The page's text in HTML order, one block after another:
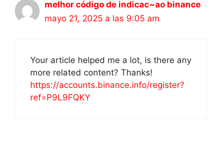
melhor código de indicac~ao binance
mayo 21, 2025 a las 9:05 am
Your article helped me a lot, is there any
more related content? Thanks!
https://accounts.binance.info/register?
ref=P9L9FQKY